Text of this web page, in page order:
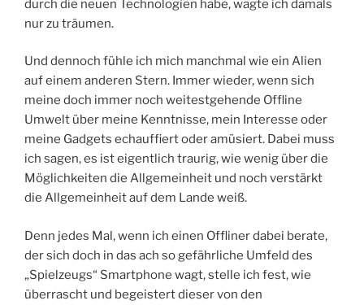
durch die neuen Technologien habe, wagte ich damals
nur zu träumen.
Und dennoch fühle ich mich manchmal wie ein Alien
auf einem anderen Stern. Immer wieder, wenn sich
meine doch immer noch weitestgehende Offline
Umwelt über meine Kenntnisse, mein Interesse oder
meine Gadgets echauffiert oder amüsiert. Dabei muss
ich sagen, es ist eigentlich traurig, wie wenig über die
Möglichkeiten die Allgemeinheit und noch verstärkt
die Allgemeinheit auf dem Lande weiß.
Denn jedes Mal, wenn ich einen Offliner dabei berate,
der sich doch in das ach so gefährliche Umfeld des
„Spielzeugs“ Smartphone wagt, stelle ich fest, wie
überrascht und begeistert dieser von den